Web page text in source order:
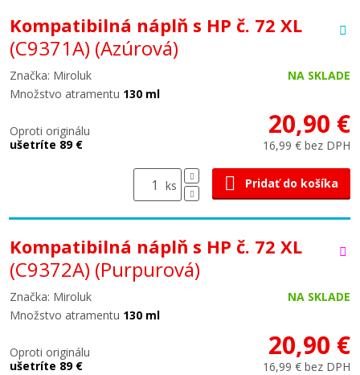
Kompatibilná náplň s HP č. 72 XL
(C9371A) (Azúrová)
Značka: Miroluk
NA SKLADE
Množstvo atramentu 130 ml
Oproti originálu
ušetríte 89 €
20,90 €
16,99 € bez DPH
ks Pridať do košíka
Kompatibilná náplň s HP č. 72 XL
(C9372A) (Purpurová)
Značka: Miroluk
NA SKLADE
Množstvo atramentu 130 ml
Oproti originálu
ušetríte 89 €
20,90 €
16,99 € bez DPH